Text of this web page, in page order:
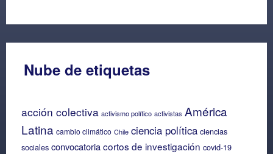
Nube de etiquetas
acción colectiva activismo político activistas América
Latina cambio climático Chile ciencia política ciencias
sociales convocatoriacortos de investigación covid-19